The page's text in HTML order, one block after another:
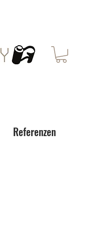
Referenzen